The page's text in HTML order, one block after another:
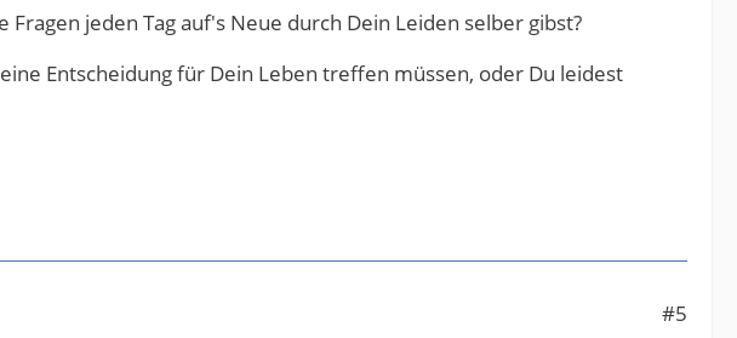
jeden Tag auf's Neue durch Dein Leiden selber gibst?
Entscheidung für Dein Leben treffen müssen, oder Du leidest
#5